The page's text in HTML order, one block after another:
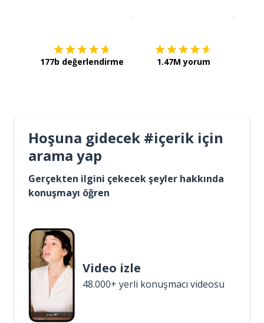
177b değerlendirme 1.47M yorum
Hoşuna gidecek #içerik için
arama yap
Gerçekten ilgini çekecek şeyler hakkında
konuşmayı öğren
Video izle
48.000+ yerli konuşmacı videosu